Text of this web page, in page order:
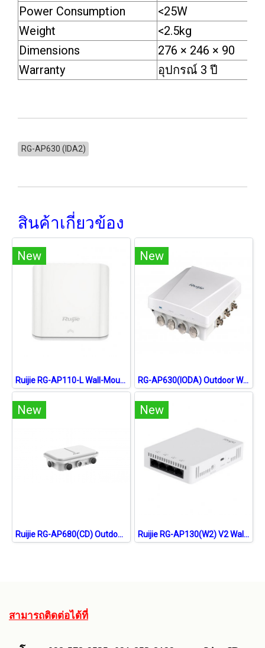
Power Consumption
<25W
Weight
<2.5kg
Dimensions
276 × 246 × 90
Warranty
อุปกรณ์ 3 ปี
RG-AP630 (IDA2)
สินค้าเกี่ยวข้อง
New
Ruijie RG-AP110-L Wall-Mountable Wireless Access Point N 2.4GHz 300Mbps Cloud
New
RG-AP630(IODA) Outdoor Wireless Access Point Series
New
Ruijie RG-AP680(CD) Outdoor Wireless Access Point WIFI6, 1.775Gbps, Port Gigabit
New
Ruijie RG-AP130(W2) V2 Wall Access Point AC Wave 2, 1.167Gbps, 4 Port Gigabit, Cloud Control
สามารถติดต่อได้ที่